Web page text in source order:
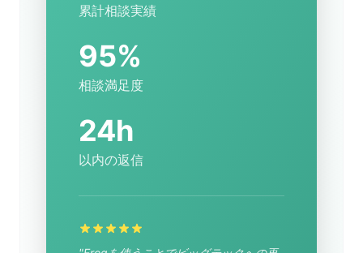
累計相談実績
95%
相談満足度
24h
以内の返信